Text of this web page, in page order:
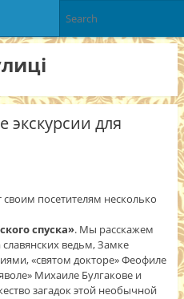
экскурсии для
посетителям несколько
спуска». Мы расскажем
ведьм, Замке
«святом докторе» Феофиле
Михаиле Булгакове и
загадок этой необычной